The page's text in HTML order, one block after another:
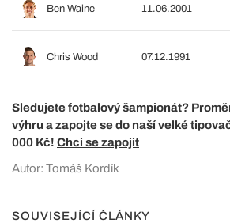
Ben Waine 11.06.2001
Chris Wood 07.12.1991
Sledujete fotbalový šampionát?
výhru a zapojte se do naší velké
000 Kč! Chci se zapojit
Autor: Tomáš Kordík
SOUVISEJÍCÍ ČLÁNKY